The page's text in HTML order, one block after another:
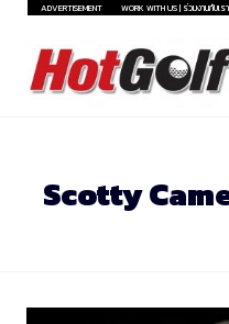
Skip
content
ADVERTISEMENT WORK WITH US | ร่วมงานกับเรา
Scotty